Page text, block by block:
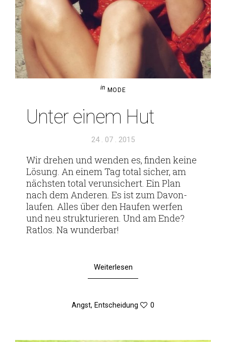
in MODE
Unter einem Hut
Veröffentlicht
24 . 07 . 2015
Wir drehen und wenden es, finden keine
Lösung. An einem Tag total sicher, am
nächsten total ver­un­si­chert. Ein Plan
nach dem Anderen. Es ist zum Davon­
laufen. Alles über den Haufen werfen
und neu struk­tu­rieren. Und am Ende?
Ratlos. Na wunderbar!
Weiterlesen
Angst, Entscheidung 0